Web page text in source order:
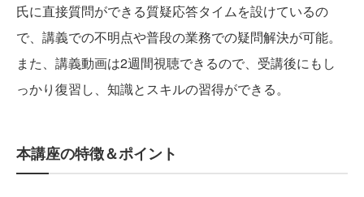
氏に直接質問ができる質疑応答タイムを設けているの
で、講義での不明点や普段の業務での疑問解決が可能。
また、講義動画は2週間視聴できるので、受講後にもし
っかり復習し、知識とスキルの習得ができる。
本講座の特徴＆ポイント